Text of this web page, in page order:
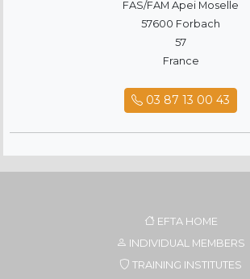
FAS/FAM Apei Moselle
57600 Forbach
57
France
03 87 13 00 43
EFTA HOME
INDIVIDUAL MEMBERS
TRAINING INSTITUTES